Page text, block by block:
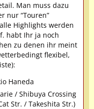
Man muss dazu
nur “Touren”
Highlights werden
habt Ihr ja noch
zu denen ihr meint
flexibel,
Haneda
/ Shibuya Crossing
Str. / Takeshita Str.)